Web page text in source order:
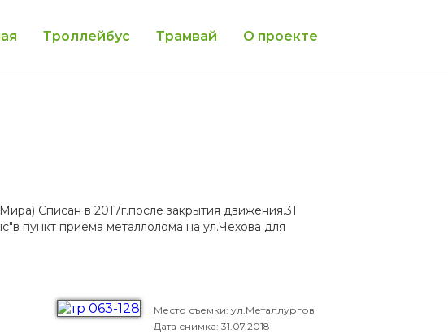
Троллейбус Трамвай О проекте
Списан в 2017г.после закрытия движения.31
пункт приема металлолома на ул.Чехова для
Место съемки: ул.Металлургов
Дата снимка: 31.07.2018